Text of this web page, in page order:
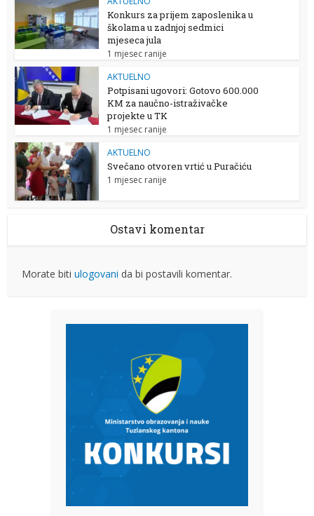
Konkurs za prijem zaposlenika u
školama u zadnjoj sedmici
mjeseca jula
1 mjesec ranije
AKTUELNO
Potpisani ugovori: Gotovo 600.000
KM za naučno-istraživačke
projekte u TK
1 mjesec ranije
AKTUELNO
Svečano otvoren vrtić u Puračiću
1 mjesec ranije
Ostavi komentar
Morate bitiulogovani da bi postavili komentar.